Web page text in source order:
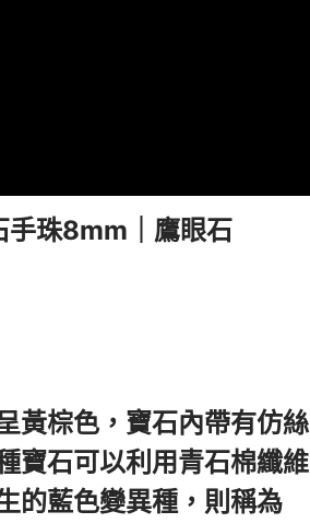
珠8mm｜鷹眼石
黃棕色，寶石內帶有仿絲
寶石可以利用青石棉纖維
的藍色變異種，則稱為